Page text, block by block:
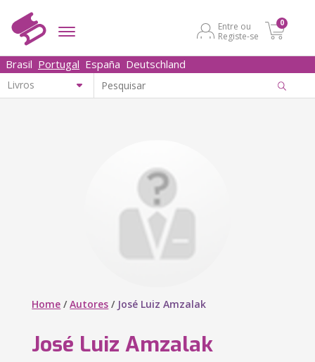
Entre ou
Registe-se
0
Brasil Portugal España Deutschland
Home /Autores / José Luiz Amzalak
José Luiz Amzalak